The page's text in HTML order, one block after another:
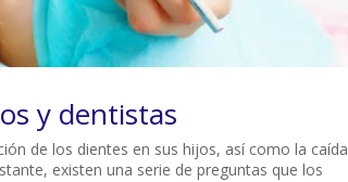
y dentistas
de los dientes en sus hijos, así como la caída
existen una serie de preguntas que los